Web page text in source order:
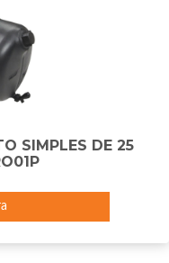
SIMPLES DE 25